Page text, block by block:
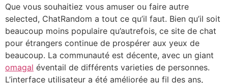
Que vous souhaitiez vous amuser ou faire autre
selected, ChatRandom a tout ce qu’il faut. Bien qu’il soit
beaucoup moins populaire qu’autrefois, ce site de chat
pour étrangers continue de prospérer aux yeux de
beaucoup. La communauté est décente, avec un giant
omagal éventail de différents varieties de personnes.
L’interface utilisateur a été améliorée au fil des ans,